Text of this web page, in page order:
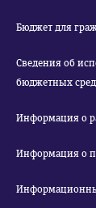
Бюджет для
Сведения об
бюджетных
Информация о
Информация о